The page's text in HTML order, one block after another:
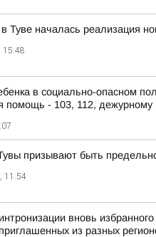
Туве началась реализация
15:48
в социально-опасном
помощь - 103, 112, дежурному
призывают быть
11:54
вновь
из разных